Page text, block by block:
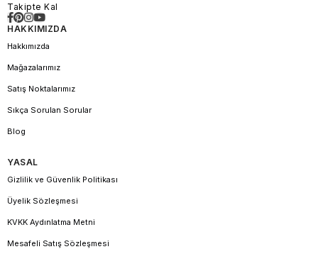
Takipte Kal
HAKKIMIZDA
Hakkımızda
Mağazalarımız
Satış Noktalarımız
Sıkça Sorulan Sorular
Blog
YASAL
Gizlilik ve Güvenlik Politikası
Üyelik Sözleşmesi
KVKK Aydınlatma Metni
Mesafeli Satış Sözleşmesi